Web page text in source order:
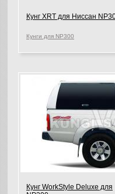
Кунг XRT для Ниссан
Кунги для NP300
Кунг WorkStyle Deluxe для